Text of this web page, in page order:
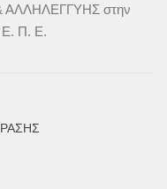
στην
Ε. Π. Ε.